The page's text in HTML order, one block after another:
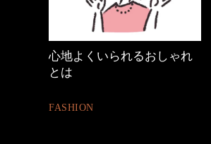
心地よくいられるおしゃれ
とは
FASHION